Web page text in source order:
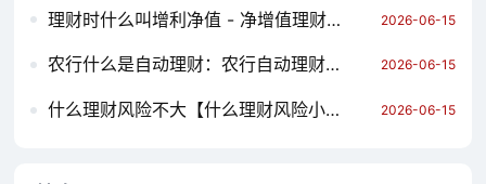
理财时什么叫增利净值 - 净增值理财产品 2026-06-15
农行什么是自动理财：农行自动理财好不好 2026-06-15
什么理财风险不大【什么理财风险小收益高】 2026-06-15